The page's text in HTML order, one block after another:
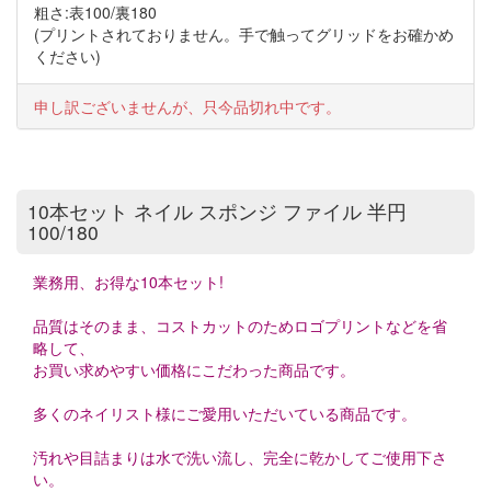
粗さ:表100/裏180
(プリントされておりません。手で触ってグリッドをお確かめ
ください)
申し訳ございませんが、只今品切れ中です。
10本セット ネイル スポンジ ファイル 半円
100/180
業務用、お得な10本セット!
品質はそのまま、コストカットのためロゴプリントなどを省
略して、
お買い求めやすい価格にこだわった商品です。
多くのネイリスト様にご愛用いただいている商品です。
汚れや目詰まりは水で洗い流し、完全に乾かしてご使用下さ
い。